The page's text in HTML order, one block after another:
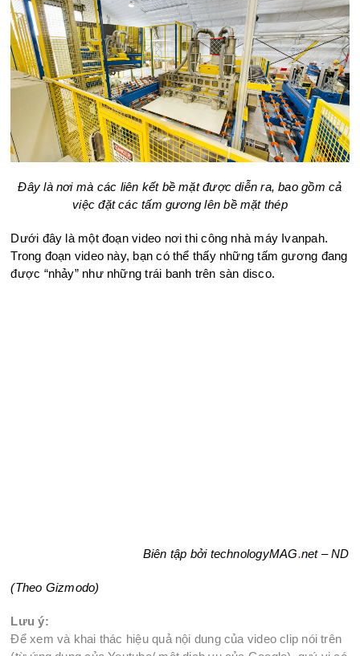
Đây là nơi mà các liên kết bề mặt được diễn ra, bao gồm cả
việc đặt các tấm gương lên bề mặt thép
Dưới đây là một đoạn video nơi thi công nhà máy Ivanpah.
Trong đoạn video này, bạn có thể thấy những tấm gương đang
được “nhảy” như những trái banh trên sàn disco.
Biên tập bởi technologyMAG.net – ND
(Theo Gizmodo)
Lưu ý:
Để xem và khai thác hiệu quả nội dung của video clip nói trên